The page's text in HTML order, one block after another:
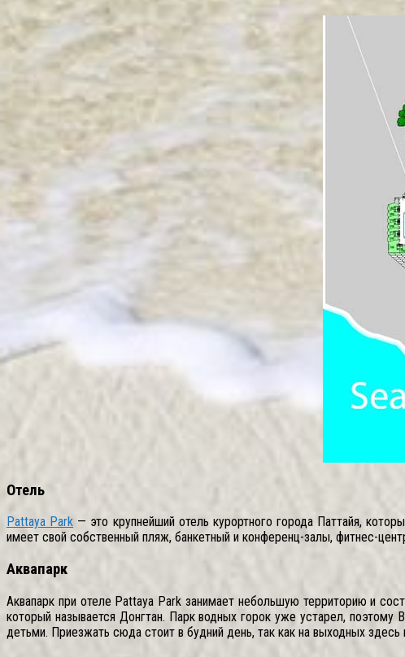
Отель
Pattaya Park — это крупнейший отель курортного города Паттайя,
имеет свой собственный пляж, банкетный и конференц-залы, фитнес-
Аквапарк
Аквапарк при отеле Pattaya Park занимает небольшую территорию и
который называется Донгтан. Парк водных горок уже устарел,
детьми. Приезжать сюда стоит в будний день, так как на выходных здесь